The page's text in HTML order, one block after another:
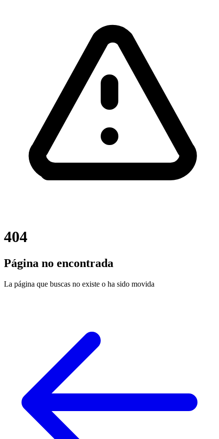
404
Página no encontrada
La página que buscas no existe o ha sido movida